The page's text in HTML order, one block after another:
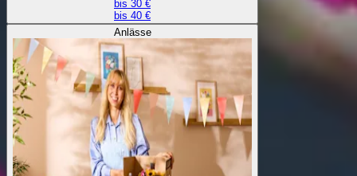
bis 30 €
bis 40 €
Anlässe